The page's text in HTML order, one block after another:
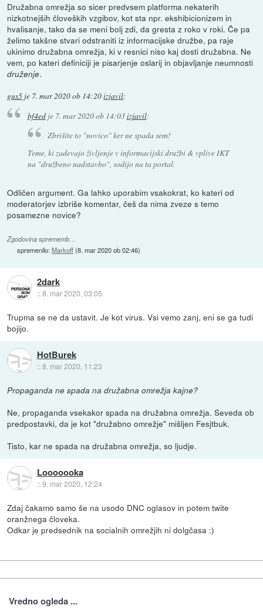
Družabna omrežja so sicer predvsem platforma nekaterih
nizkotnejših človeških vzgibov, kot sta npr. ekshibicionizem in
hvalisanje, tako da se meni bolj zdi, da gresta z roko v roki. Če pa
želimo takšne stvari odstraniti iz informacijske družbe, pa raje
ukinimo družabna omrežja, ki v resnici niso kaj dosti družabna. Ne
vem, po kateri definiciji je pisarjenje oslarij in objavljanje neumnosti
druženje.
gus5 je 7. mar 2020 ob 14:20izjavil:
bf4edje 7. mar 2020 ob 14:03izjavil:
Zbrišite to "novico" ker ne spada sem!
Teme, ki zadevajo življenje v informacijski družbi & vplive IKT
na "družbeno nadstavbo", sodijo na ta portal.
Odličen argument. Ga lahko uporabim vsakokrat, ko kateri od
moderatorjev izbriše komentar, češ da nima zveze s temo
posamezne novice?
Zgodovina sprememb…
spremenilo:Markoff(8. mar 2020 ob 02:46)
2dark
::8. mar 2020, 03:05
Trupma se ne da ustavit. Je kot virus. Vsi vemo zanj, eni se ga tudi
bojijo.
HotBurek
::8. mar 2020, 11:23
Propaganda ne spada na družabna omrežja kajne?
Ne, propaganda vsekakor spada na družabna omrežja. Seveda ob
predpostavki, da je kot "družabno omrežje" mišljen Fesjtbuk.
Tisto, kar ne spada na družabna omrežja, so ljudje.
Looooooka
::9. mar 2020, 12:24
Zdaj čakamo samo še na usodo DNC oglasov in potem twite
oranžnega človeka.
Odkar je predsednik na socialnih omrežjih ni dolgčasa :)
Vredno ogleda ...